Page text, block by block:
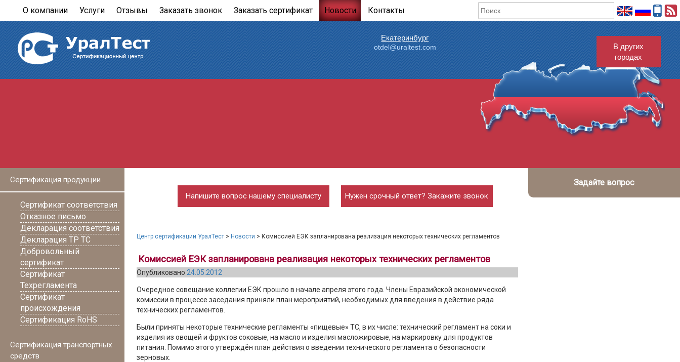
О компании Услуги Отзывы Заказать звонок Заказать сертификат Новости Контакты
Екатеринбург
otdel@uraltest.com
В других
городах
Сертификация продукции
Сертификат соответствия
Отказное письмо
Декларация соответствия
Декларация ТР ТС
Добровольный
сертификат
Сертификат
Техрегламента
Сертификат
происхождения
Сертификация RoHS
Сертификация транспортных
средств
Задайте вопрос
Напишите вопрос нашему специалисту Нужен срочный ответ? Закажите звонок
Центр сертификации УралТест > Новости > Комиссией ЕЭК запланирована реализация некоторых технических регламентов
Комиссией ЕЭК запланирована реализация некоторых технических регламентов
Опубликовано 24.05.2012
Очередное совещание коллегии ЕЭК прошло в начале апреля этого года. Члены Евразийской экономической
комиссии в процессе заседания приняли план мероприятий, необходимых для введения в действие ряда
технических регламентов.
Были приняты некоторые технические регламенты «пищевые» ТС, в их числе: технический регламент на соки и
изделия из овощей и фруктов соковые, на масло и изделия масложировые, на маркировку для продуктов
питания. Помимо этого утверждён план действия о введении технического регламента о безопасности
зерновых.